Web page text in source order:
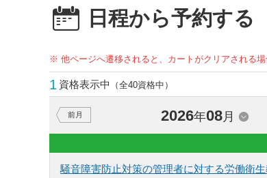
日程から予約する
※ 他ページへ遷移されると、カートがクリアされる場
1 資格表示中 （全40資格中）
前月 2026年08月
騒音障害防止対策の管理者に対する労働衛